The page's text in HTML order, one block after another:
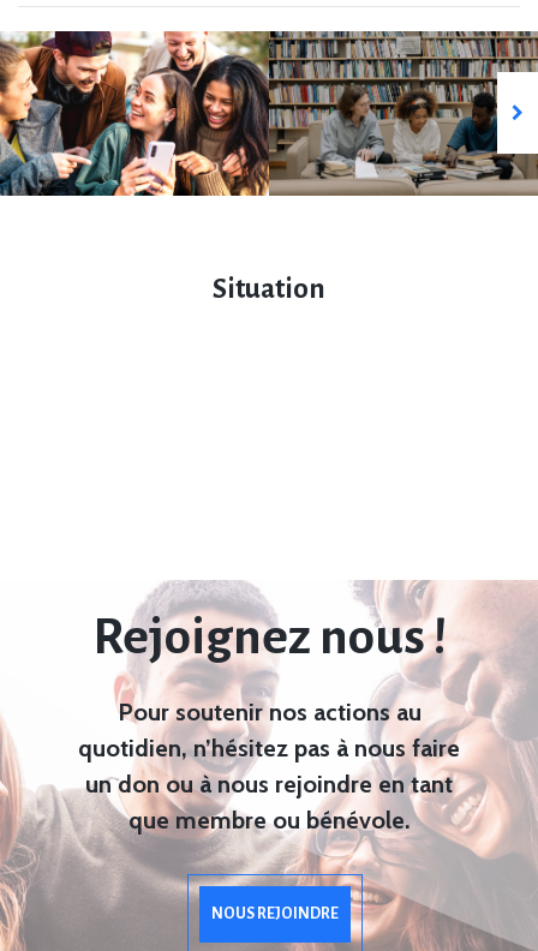
Situation
Rejoignez nous !
Pour soutenir nos actions au
quotidien, n’hésitez pas à nous faire
un don ou à nous rejoindre en tant
que membre ou bénévole.
NOUS REJOINDRE